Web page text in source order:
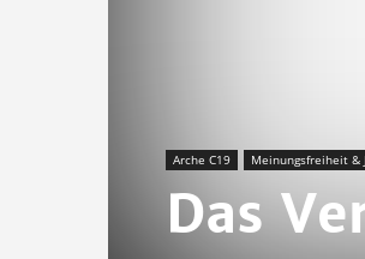
Arche C19 Meinungsfreiheit &
Das